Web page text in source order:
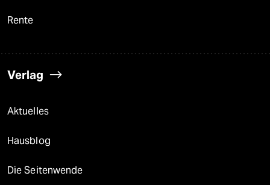
Rente
Verlag
Aktuelles
Hausblog
Die Seitenwende